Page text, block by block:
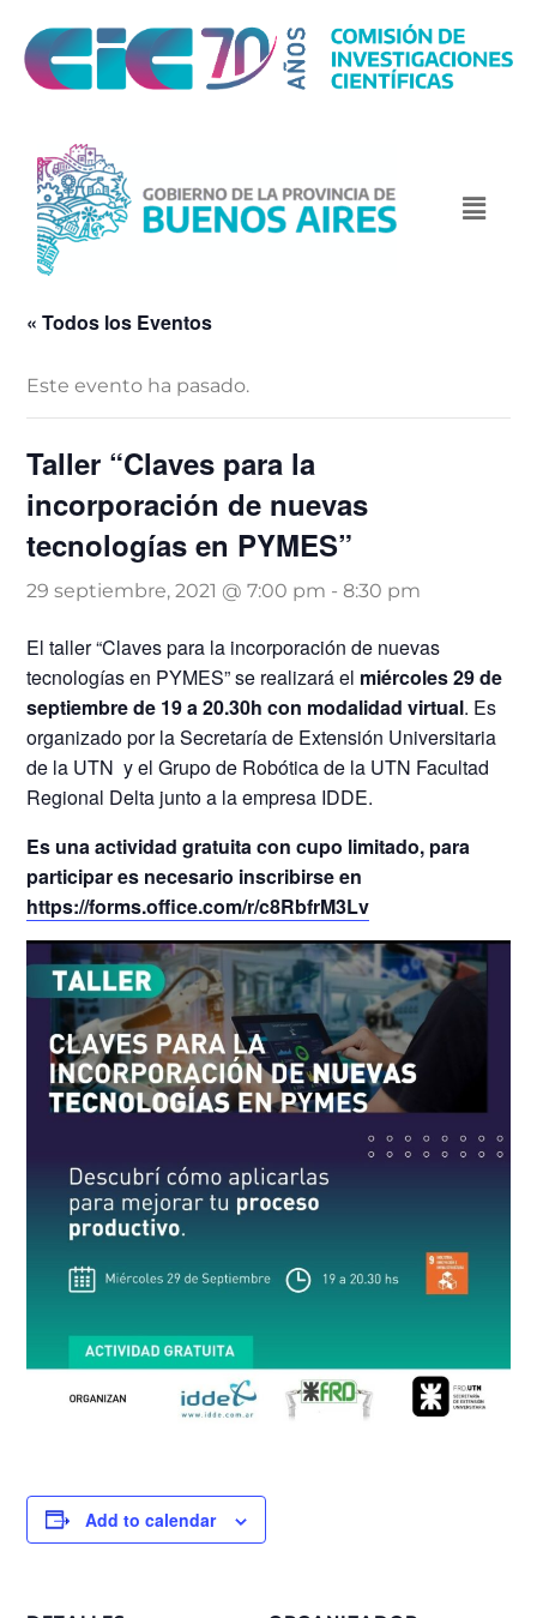
« Todos los Eventos
Este evento ha pasado.
Taller “Claves para la
incorporación de nuevas
tecnologías en PYMES”
29 septiembre, 2021 @ 7:00 pm -8:30 pm
El taller “Claves para la incorporación de nuevas
tecnologías en PYMES” se realizará el miércoles 29 de
septiembre de 19 a 20.30h con modalidad virtual. Es
organizado por la Secretaría de Extensión Universitaria
de la UTN y el Grupo de Robótica de la UTN Facultad
Regional Delta junto a la empresa IDDE.
Es una actividad gratuita con cupo limitado, para
participar es necesario inscribirse en
https://forms.office.com/r/c8RbfrM3Lv
Add to calendar